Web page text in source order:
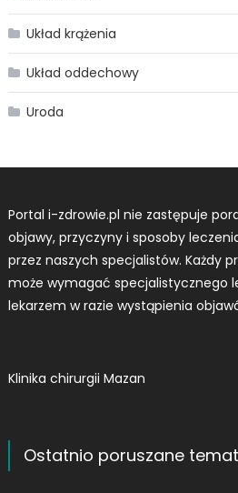
Układ krążenia
Układ oddechowy
Uroda
Portal i-zdrowie.pl nie zastępuje
objawy, przyczyny i sposoby
przez naszych specjalistów. Każdy
może wymagać specjalistycznego
lekarzem w razie wystąpienia
Klinika chirurgii Mazan
Ostatnio poruszane